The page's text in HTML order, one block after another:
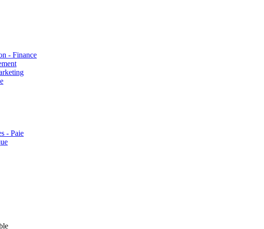
- Finance
- Paie